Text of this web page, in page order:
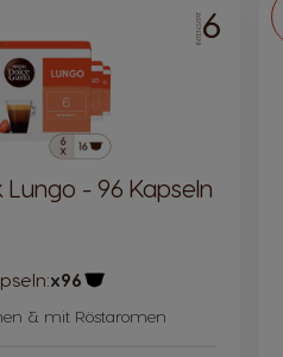
INTENSITÄT6
Lungo - 96 Kapseln
x96
& mit Röstaromen